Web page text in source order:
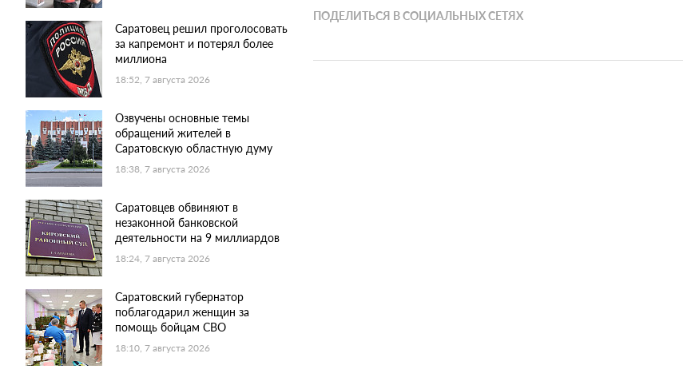
Саратовец решил проголосовать
за капремонт и потерял более
миллиона
18:52, 7 августа 2026
Озвучены основные темы
обращений жителей в
Саратовскую областную думу
18:38, 7 августа 2026
Саратовцев обвиняют в
незаконной банковской
деятельности на 9 миллиардов
18:24, 7 августа 2026
Саратовский губернатор
поблагодарил женщин за
помощь бойцам СВО
18:10, 7 августа 2026
ПОДЕЛИТЬСЯ В СОЦИАЛЬНЫХ СЕТЯХ